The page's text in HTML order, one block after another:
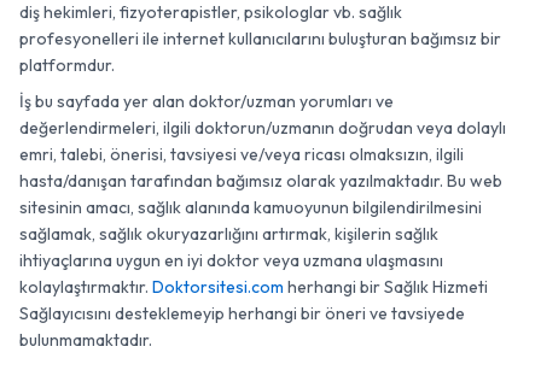
diş hekimleri, fizyoterapistler, psikologlar vb. sağlık
profesyonelleri ile internet kullanıcılarını buluşturan bağımsız bir
platformdur.
İş bu sayfada yer alan doktor/uzman yorumları ve
değerlendirmeleri, ilgili doktorun/uzmanın doğrudan veya dolaylı
emri, talebi, önerisi, tavsiyesi ve/veya ricası olmaksızın, ilgili
hasta/danışan tarafından bağımsız olarak yazılmaktadır. Bu web
sitesinin amacı, sağlık alanında kamuoyunun bilgilendirilmesini
sağlamak, sağlık okuryazarlığını artırmak, kişilerin sağlık
ihtiyaçlarına uygun en iyi doktor veya uzmana ulaşmasını
kolaylaştırmaktır. Doktorsitesi.com herhangi bir Sağlık Hizmeti
Sağlayıcısını desteklemeyip herhangi bir öneri ve tavsiyede
bulunmamaktadır.